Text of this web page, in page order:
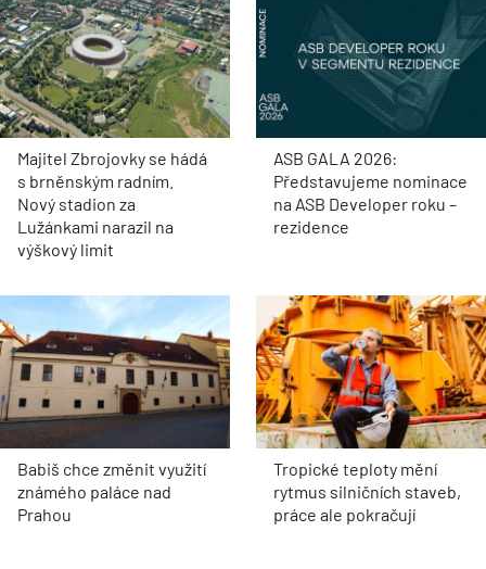
Majitel Zbrojovky se hádá
s brněnským radním.
Nový stadion za
Lužánkami narazil na
výškový limit
ASB GALA 2026:
Představujeme nominace
na ASB Developer roku –
rezidence
Babiš chce změnit využití
známého paláce nad
Prahou
Tropické teploty mění
rytmus silničních staveb,
práce ale pokračují